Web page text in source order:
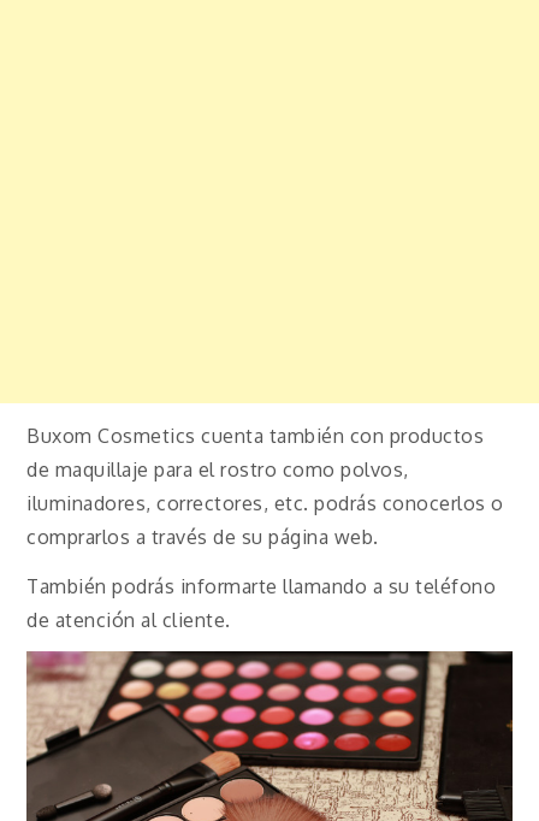
Buxom Cosmetics cuenta también con productos
de maquillaje para el rostro como polvos,
iluminadores, correctores, etc. podrás conocerlos o
comprarlos a través de su página web.
También podrás informarte llamando a su teléfono
de atención al cliente.